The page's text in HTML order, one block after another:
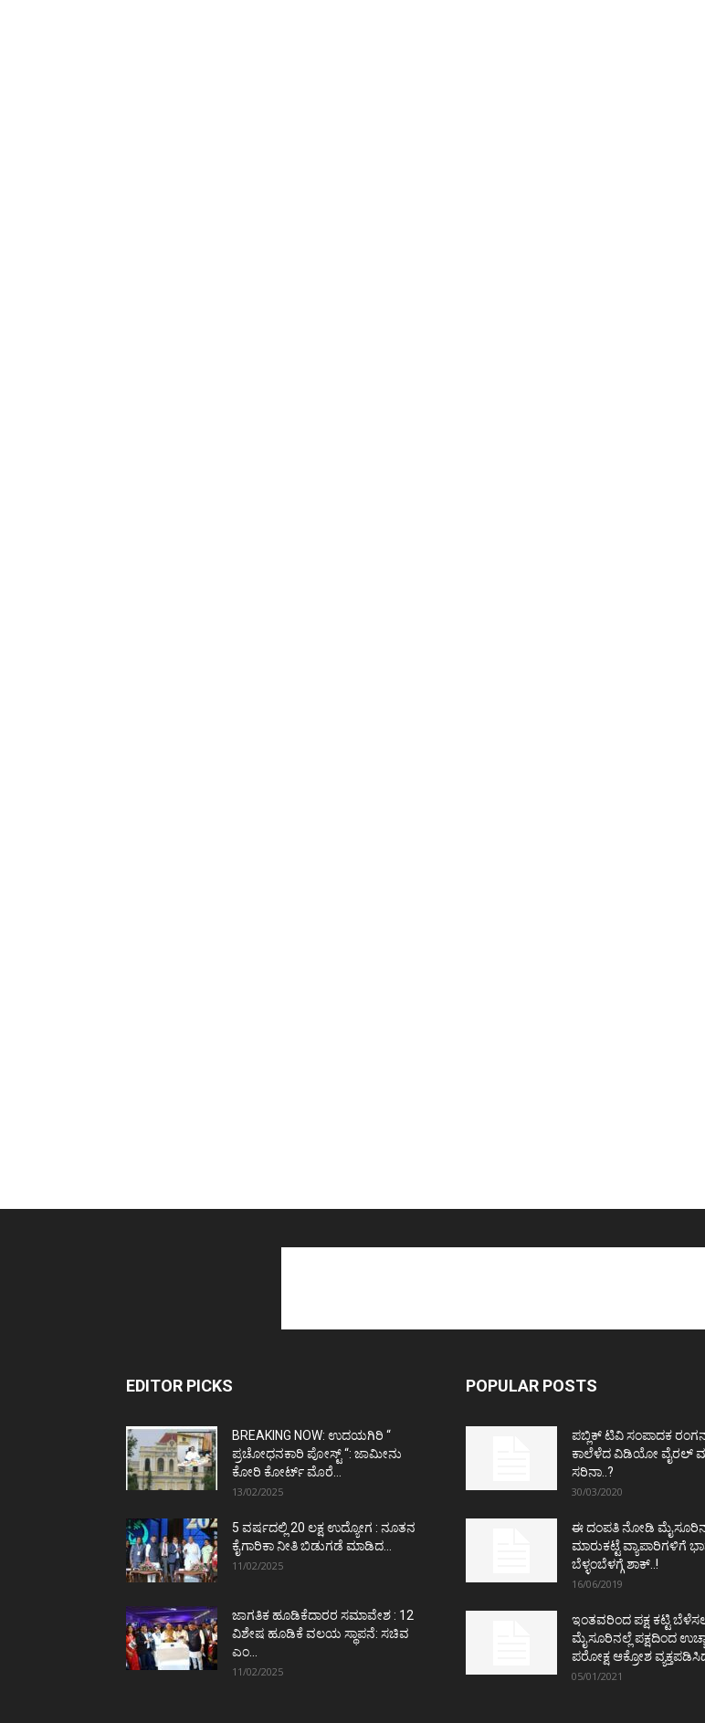
EDITOR PICKS
BREAKING NOW: ಉದಯಗಿರಿ “
ಪ್ರಚೋಧನಕಾರಿ ಪೋಸ್ಟ್‌ “: ಜಾಮೀನು
ಕೋರಿ ಕೋರ್ಟ್‌ ಮೊರೆ...
13/02/2025
5 ವರ್ಷದಲ್ಲಿ 20 ಲಕ್ಷ ಉದ್ಯೋಗ : ನೂತನ
ಕೈಗಾರಿಕಾ ನೀತಿ ಬಿಡುಗಡೆ ಮಾಡಿದ...
11/02/2025
ಜಾಗತಿಕ ಹೂಡಿಕೆದಾರರ ಸಮಾವೇಶ : 12
ವಿಶೇಷ ಹೂಡಿಕೆ ವಲಯ ಸ್ಥಾಪನೆ: ಸಚಿವ
ಎಂ...
11/02/2025
POPULAR POSTS
ಪಬ್ಲಿಕ್ ಟಿವಿ ಸಂಪಾದಕ
ಕಾಲೆಳೆದ ವಿಡಿಯೋ ವೈರಲ್
ಸರಿನಾ..?
30/03/2020
ಈ ದಂಪತಿ ನೋಡಿ
ಮಾರುಕಟ್ಟೆ ವ್ಯಾಪಾರಿಗಳಿಗೆ
ಬೆಳ್ಳಂಬೆಳಗ್ಗೆ ಶಾಕ್..!
16/06/2019
ಇಂತವರಿಂದ ಪಕ್ಷ ಕಟ್ಟಿ
ಮೈಸೂರಿನಲ್ಲೆ ಪಕ್ಷದಿಂದ
ಪರೋಕ್ಷ ಆಕ್ರೋಶ
05/01/2021